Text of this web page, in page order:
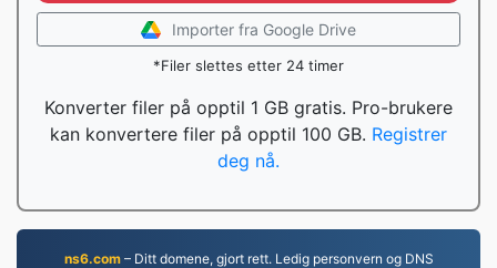
Importer fra Google Drive
*Filer slettes etter 24 timer
Konverter filer på opptil 1 GB gratis. Pro-brukere
kan konvertere filer på opptil 100 GB. Registrer
deg nå.
ns6.com– Ditt domene, gjort rett. Ledig personvern og DNS